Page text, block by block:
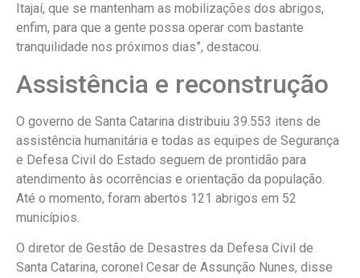
Itajaí, que se mantenham as mobilizações dos abrigos,
enfim, para que a gente possa operar com bastante
tranquilidade nos próximos dias”, destacou.
Assistência e reconstrução
O governo de Santa Catarina distribuiu 39.553 itens de
assistência humanitária e todas as equipes de Segurança
e Defesa Civil do Estado seguem de prontidão para
atendimento às ocorrências e orientação da população.
Até o momento, foram abertos 121 abrigos em 52
municípios.
O diretor de Gestão de Desastres da Defesa Civil de
Santa Catarina, coronel Cesar de Assunção Nunes, disse